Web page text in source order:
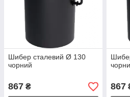
Шибер сталевий Ø 130
чорний
867 ₴ 867